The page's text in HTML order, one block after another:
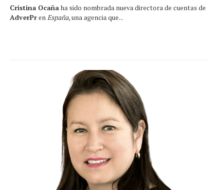
Cristina Ocañaha sido nombrada nueva directora de cuentas de
AdverPrenEspaña, una agencia que...